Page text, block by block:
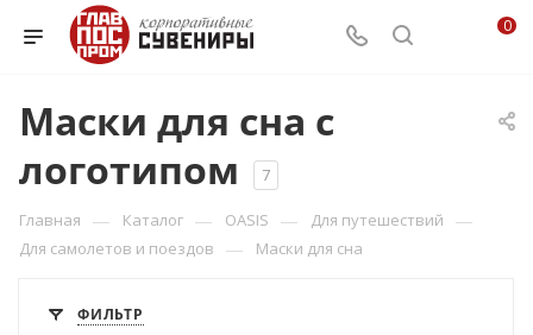
0
Маски для сна с
логотипом
7
Главная — Каталог — OASIS — Для путешествий —
Для самолетов и поездов — Маски для сна
ФИЛЬТР